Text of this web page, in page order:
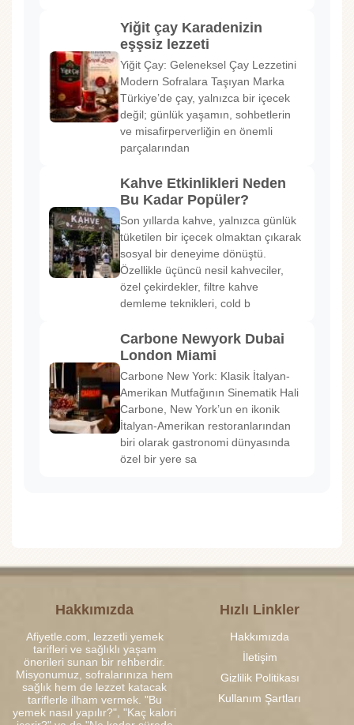
Yiğit çay Karadenizin
eşşsiz lezzeti
Yiğit Çay: Geleneksel Çay Lezzetini
Modern Sofralara Taşıyan Marka
Türkiye’de çay, yalnızca bir içecek
değil; günlük yaşamın, sohbetlerin
ve misafirperverliğin en önemli
parçalarından
Kahve Etkinlikleri Neden
Bu Kadar Popüler?
Son yıllarda kahve, yalnızca günlük
tüketilen bir içecek olmaktan çıkarak
sosyal bir deneyime dönüştü.
Özellikle üçüncü nesil kahveciler,
özel çekirdekler, filtre kahve
demleme teknikleri, cold b
Carbone Newyork Dubai
London Miami
Carbone New York: Klasik İtalyan-
Amerikan Mutfağının Sinematik Hali
Carbone, New York’un en ikonik
İtalyan-Amerikan restoranlarından
biri olarak gastronomi dünyasında
özel bir yere sa
Hakkımızda
Afiyetle.com, lezzetli yemek
tarifleri ve sağlıklı yaşam
önerileri sunan bir rehberdir.
Misyonumuz, sofralarınıza hem
sağlık hem de lezzet katacak
tariflerle ilham vermek. "Bu
yemek nasıl yapılır?", "Kaç kalori
Hızlı Linkler
Hakkımızda
İletişim
Gizlilik Politikası
Kullanım Şartları